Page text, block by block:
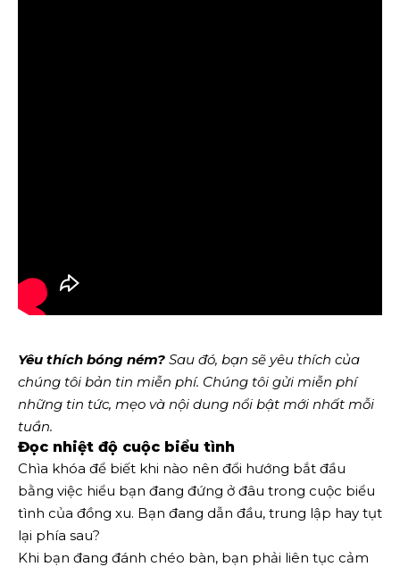
Yêu thích bóng ném? Sau đó, bạn sẽ yêu thích của
chúng tôi bản tin miễn phí. Chúng tôi gửi miễn phí
những tin tức, mẹo và nội dung nổi bật mới nhất mỗi
tuần.
Đọc nhiệt độ cuộc biểu tình
Chìa khóa để biết khi nào nên đổi hướng bắt đầu
bằng việc hiểu bạn đang đứng ở đâu trong cuộc biểu
tình của đồng xu. Bạn đang dẫn đầu, trung lập hay tụt
lại phía sau?
Khi bạn đang đánh chéo bàn, bạn phải liên tục cảm